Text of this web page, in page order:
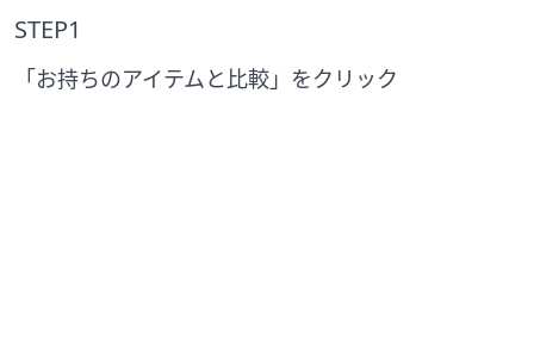
STEP1
「お持ちのアイテムと比較」をクリック